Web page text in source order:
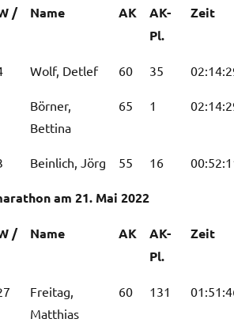
/
Name AK
AK-
Pl.
Zeit
Wolf, Detlef 60 35
Börner,
Bettina
65 1
Beinlich, Jörg 55 16
am 21. Mai 2022
/
Name AK
AK-
Pl.
Zeit
Freitag,
Matthias
60 131